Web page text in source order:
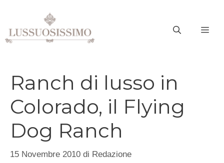
contenuto
Ranch di lusso in
Colorado, il Flying
Dog Ranch
15 Novembre 2010 di Redazione